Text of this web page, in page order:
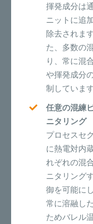
揮発成分は
ニットに追
除去されま
た、多数の
り、常に混
や揮発成分
制しています
任意の混練
ニタリング
プロセスセ
に熱電対内
れぞれの混
ニタリング
御を可能に
常に溶融し
ためバレル